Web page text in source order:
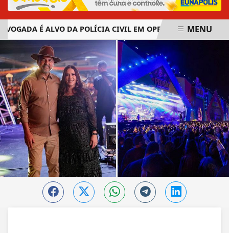
É ALVO DA POLÍCIA CIVIL EM OPERAÇÃO CONTRA
EM ALTA
MENU